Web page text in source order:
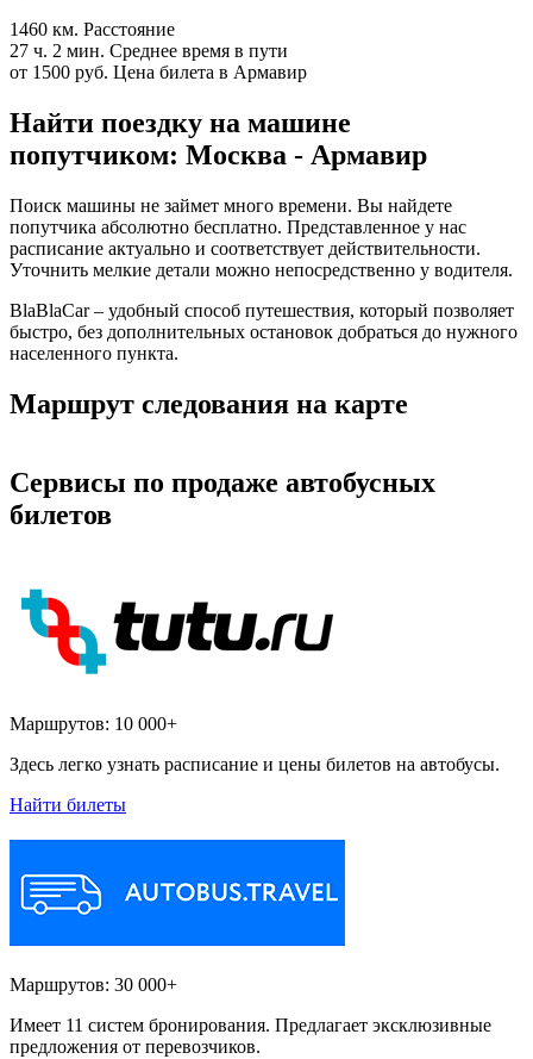
1460 км. Расстояние
27 ч. 2 мин. Среднее время в пути
от 1500 руб. Цена билета в Армавир
Найти поездку на машине
попутчиком: Москва - Армавир
Поиск машины не займет много времени. Вы найдете
попутчика абсолютно бесплатно. Представленное у нас
расписание актуально и соответствует действительности.
Уточнить мелкие детали можно непосредственно у водителя.
BlaBlaCar – удобный способ путешествия, который позволяет
быстро, без дополнительных остановок добраться до нужного
населенного пункта.
Маршрут следования на карте
Сервисы по продаже автобусных
билетов
Маршрутов: 10 000+
Здесь легко узнать расписание и цены билетов на автобусы.
Найти билеты
Маршрутов: 30 000+
Имеет 11 систем бронирования. Предлагает эксклюзивные
предложения от перевозчиков.